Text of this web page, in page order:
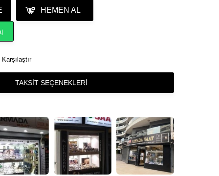
HEMEN AL
Karşılaştır
TAKSIT SEÇENEKLERI